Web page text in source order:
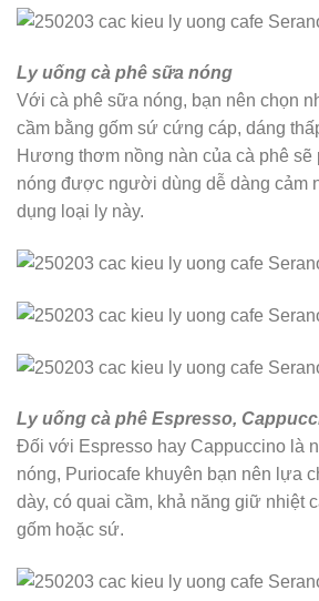
Ly uống cà phê sữa nóng
Với cà phê sữa nóng, bạn nên chọn
cầm bằng gốm sứ cứng cáp, dáng
Hương thơm nồng nàn của cà phê sẽ
nóng được người dùng dễ dàng cảm
dụng loại ly này.
Ly uống cà phê Espresso,
Đối với Espresso hay Cappuccino là
nóng, Puriocafe khuyên bạn nên lựa
dày, có quai cầm, khả năng giữ nhiệt
gốm hoặc sứ.